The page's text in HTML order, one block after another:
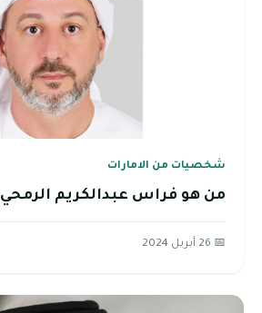
شخصيات من الامارات
من هو فراس عبدالكريم الرمحي
📅 26 أبريل 2024